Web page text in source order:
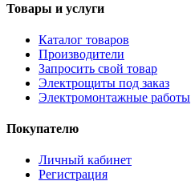
Товары и услуги
Каталог товаров
Производители
Запросить свой товар
Электрощиты под заказ
Электромонтажные работы
Покупателю
Личный кабинет
Регистрация